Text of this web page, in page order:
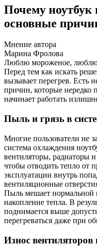
Почему ноутбук
основные
Мнение автора
Марина Фролова
Люблю мороженое,
Перед тем как искать
вызывает перегрев. Есть
причин, которые нередко
начинает работать
Пыль и грязь в
Многие пользователи не
система охлаждения
вентиляторы, радиаторы
чтобы отводить тепло от
эксплуатации внутрь
вентиляционные
Пыль мешает нормальной
накопление тепла. В
поднимается выше
перегреваться даже при
Износ